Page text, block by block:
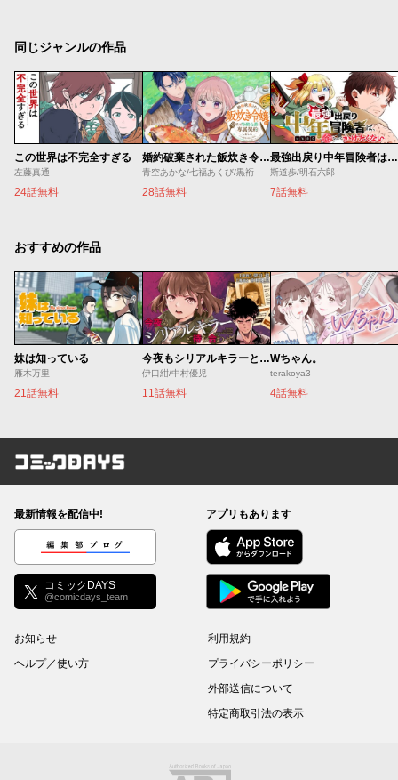
同じジャンルの作品
この世界は不完全すぎる
左藤真通
24話無料
婚約破棄された飯炊き令嬢の私は冷酷公爵と専属契約しました～ですが胃袋を掴んだ結果、冷たかった公爵様がどんどん優しくなっています～
青空あかな/七福あくび/黒裄
28話無料
最強出戻り中年冒険者は、今さら命なんてかけたくない
斯道歩/明石六郎
7話無料
おすすめの作品
妹は知っている
雁木万里
21話無料
今夜もシリアルキラーと待ち合わせ
伊口紺/中村優児
11話無料
Wちゃん。
terakoya3
4話無料
コミックDAYS
最新情報を配信中!
編集部ブログ
コミックDAYS
@comicdays_team
アプリもあります
お知らせ
ヘルプ／使い方
利用規約
プライバシーポリシー
外部送信について
特定商取引法の表示